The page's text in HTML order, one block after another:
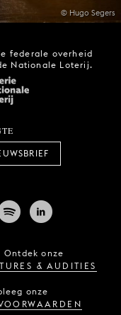
© Hugo Segers
federale overheid
Nationale Loterij.
Ontdek onze
& AUDITIES
onze